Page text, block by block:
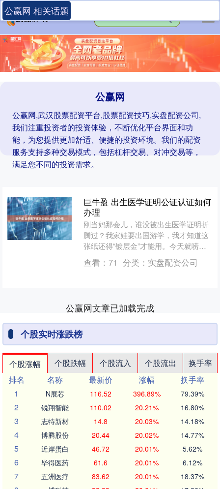
公赢网
公赢网,武汉股票配资平台,股票配资技巧,实盘配资公司,
我们注重投资者的投资体验，不断优化平台界面和功
能，为您提供更加舒适、便捷的投资环境。我们的配资
服务支持多种交易模式，包括杠杆交易、对冲交易等，
满足您不同的投资需求。
公赢网 相关话题
巨牛盈 出生医学证明公证认证如何
办理
刚当妈那会儿，谁没被出生医学证明折
腾过？我家娃要出国游学，我才知道这
张纸还得“镀层金”才能用。今天就唠唠
出生医学证明公证认证这点事儿，保准
让你听得明明白白。 出....
查看： 71 分类： 实盘配资公司
公赢网文章已加载完成
个股实时涨跌榜
个股涨幅 个股跌幅 个股流入 个股流出
换手率
排名
名称 最新价 涨幅
换手率
1
N展芯 116.52 396.89% 79.39%
2 锐翔智能 110.02 20.21% 16.80%
3 志特新材 14.8 20.03% 14.18%
4 博腾股份 20.44 20.02% 14.77%
5 近岸蛋白 46.72 20.01% 5.62%
6 毕得医药 61.6 20.01% 6.12%
7 五洲医疗 83.62 20.01% 18.37%